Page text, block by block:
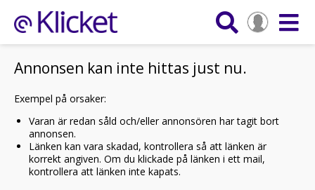
Annonsen kan inte hittas just nu.
Exempel på orsaker:
Varan är redan såld och/eller annonsören har tagit bort
annonsen.
Länken kan vara skadad, kontrollera så att länken är
korrekt angiven. Om du klickade på länken i ett mail,
kontrollera att länken inte kapats.